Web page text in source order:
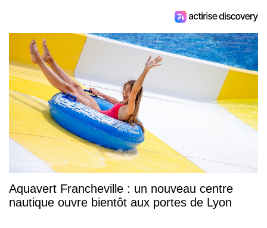
Aquavert Francheville : un nouveau centre
nautique ouvre bientôt aux portes de Lyon